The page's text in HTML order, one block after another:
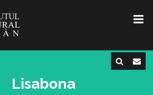
Lisabona